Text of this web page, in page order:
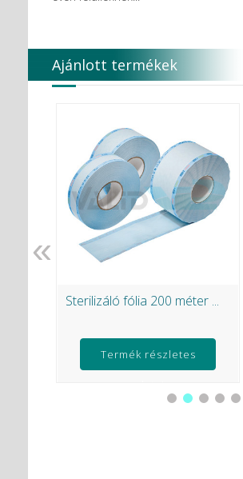
Ajánlott termékek
Sterilizáló fólia 200 méter ...
Termék részletes
«